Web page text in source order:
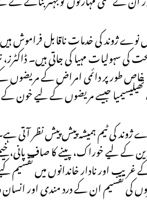
ژوند کی خدمات ناقابل فراموش
کی سہولیات مہیا کی جاتی ہیں۔
طور پر دائمی امراض کے
جیسے مریضوں کے لیے خون کے
ژوند کی ٹیم ہمیشہ پیش پیش نظر
کے لیے خوراک، پینے کا صاف پانی،
غریب اور نادار خاندانوں میں
کی تقسیم ان کے درد مندی اور